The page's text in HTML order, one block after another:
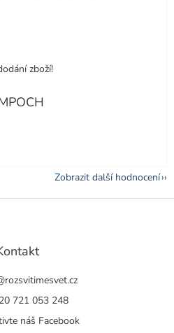
je 5 z 5 hvězdiček.
zboží!
je 5 z 5 hvězdiček.
Zobrazit další hodnocení
rozsvitimesvet.cz
721 053 248
náš Facebook